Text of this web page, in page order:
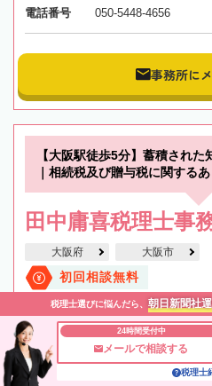
電話番号 050-5448-4656
事務所に
【大阪駅徒歩5分】蓄積され
｜相続税及び贈与税に関する
田中庸喜税理士事
大阪府 大阪市
初回相談無料
土日祝OK 全国出張対応可 駐車
税理士選びに悩んだら、 朝日新聞社
24時間受付中
メールで相談する
税理士